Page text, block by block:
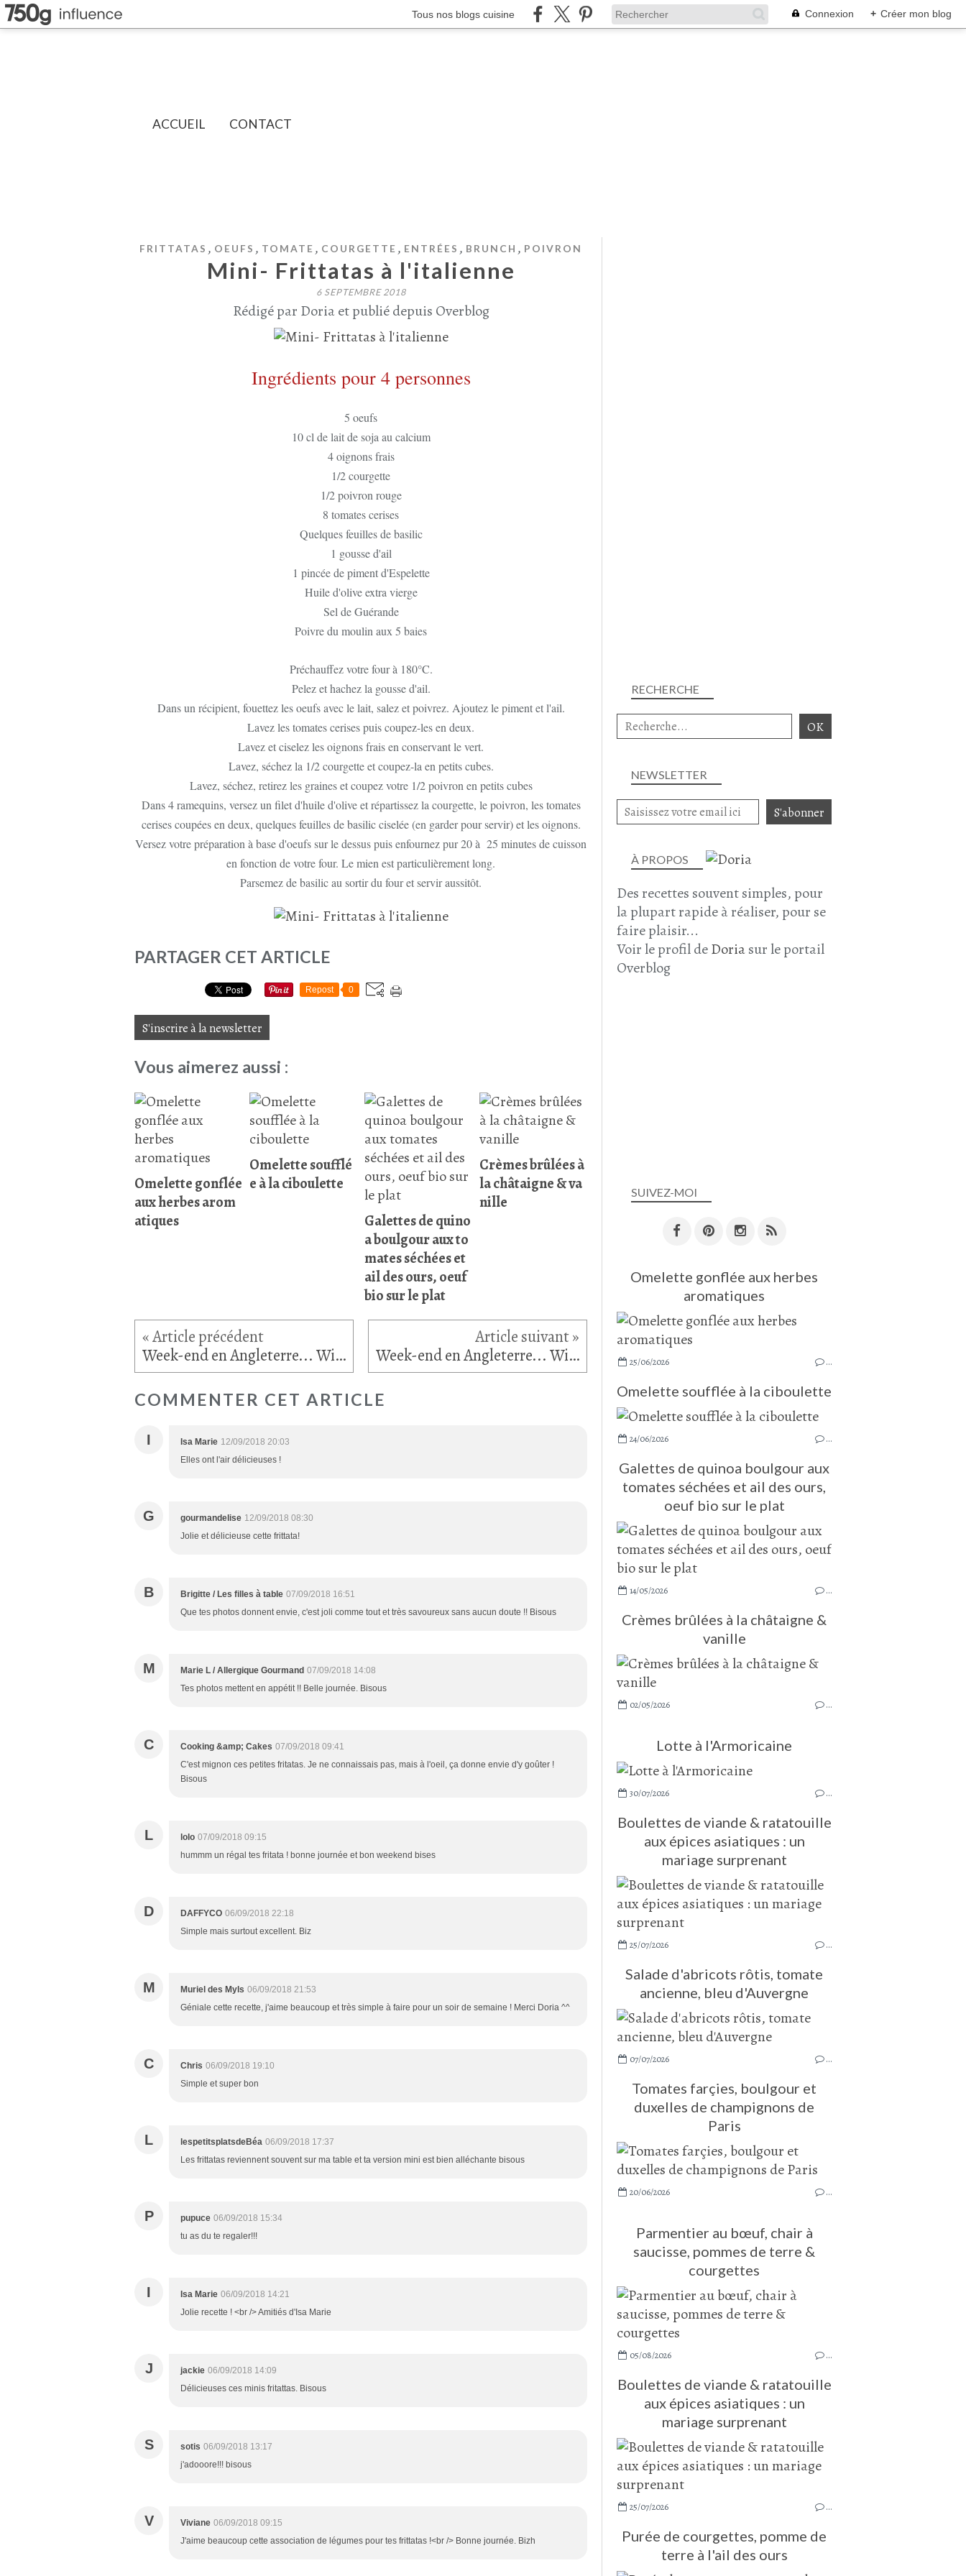
Tous nos blogs cuisine Connexion + Créer mon blog
ACCUEIL CONTACT
FRITTATAS , OEUFS , TOMATE , COURGETTE , ENTRÉES , BRUNCH , POIVRON
Mini- Frittatas à l'italienne
6 SEPTEMBRE 2018
Rédigé par Doria et publié depuis Overblog
Ingrédients pour 4 personnes
5 oeufs
10 cl de lait de soja au calcium
4 oignons frais
1/2 courgette
1/2 poivron rouge
8 tomates cerises
Quelques feuilles de basilic
1 gousse d'ail
1 pincée de piment d'Espelette
Huile d'olive extra vierge
Sel de Guérande
Poivre du moulin aux 5 baies
Préchauffez votre four à 180°C.
Pelez et hachez la gousse d'ail.
Dans un récipient, fouettez les oeufs avec le lait, salez et poivrez. Ajoutez le piment et l'ail.
Lavez les tomates cerises puis coupez-les en deux.
Lavez et ciselez les oignons frais en conservant le vert.
Lavez, séchez la 1/2 courgette et coupez-la en petits cubes.
Lavez, séchez, retirez les graines et coupez votre 1/2 poivron en petits cubes
Dans 4 ramequins, versez un filet d'huile d'olive et répartissez la courgette, le poivron, les tomates
cerises coupées en deux, quelques feuilles de basilic ciselée (en garder pour servir) et les oignons.
Versez votre préparation à base d'oeufs sur le dessus puis enfournez pur 20 à 25 minutes de cuisson
en fonction de votre four. Le mien est particulièrement long.
Parsemez de basilic au sortir du four et servir aussitôt.
PARTAGER CET ARTICLE
Repost 0
S'inscrire à la newsletter
Vous aimerez aussi :
Omelette gonflée
aux herbes arom
atiques
Omelette soufflé
e à la ciboulette
Galettes de quino
a boulgour aux to
mates séchées et
ail des ours, oeuf
bio sur le plat
Crèmes brûlées à
la châtaigne & va
nille
Week-end en Angleterre... Windsor (2) Week-end en Angleterre... Windsor (3)
COMMENTER CET ARTICLE
I Isa Marie 12/09/2018 20:03
Elles ont l'air délicieuses !
G gourmandelise 12/09/2018 08:30
Jolie et délicieuse cette frittata!
B Brigitte / Les filles à table 07/09/2018 16:51
Que tes photos donnent envie, c'est joli comme tout et très savoureux sans aucun doute !! Bisous
M Marie L / Allergique Gourmand 07/09/2018 14:08
Tes photos mettent en appétit !! Belle journée. Bisous
C Cooking &amp; Cakes 07/09/2018 09:41
C'est mignon ces petites fritatas. Je ne connaissais pas, mais à l'oeil, ça donne envie d'y goûter !
Bisous
L lolo 07/09/2018 09:15
hummm un régal tes fritata ! bonne journée et bon weekend bises
D DAFFYCO 06/09/2018 22:18
Simple mais surtout excellent. Biz
M Muriel des Myls 06/09/2018 21:53
Géniale cette recette, j'aime beaucoup et très simple à faire pour un soir de semaine ! Merci Doria ^^
C Chris 06/09/2018 19:10
Simple et super bon
L lespetitsplatsdeBéa 06/09/2018 17:37
Les frittatas reviennent souvent sur ma table et ta version mini est bien alléchante bisous
P pupuce 06/09/2018 15:34
tu as du te regaler!!!
I Isa Marie 06/09/2018 14:21
Jolie recette ! <br /> Amitiés d'Isa Marie
J jackie 06/09/2018 14:09
Délicieuses ces minis fritattas. Bisous
S sotis 06/09/2018 13:17
j'adooore!!! bisous
V Viviane 06/09/2018 09:15
J'aime beaucoup cette association de légumes pour tes frittatas !<br /> Bonne journée. Bizh
NEWSLETTER
SUIVEZ-MOI
RECHERCHE
À PROPOS
Des recettes souvent simples, pour
la plupart rapide à réaliser, pour se
faire plaisir...
Voir le profil deDoriasur le portail
Overblog
Omelette gonflée aux herbes
aromatiques
25/06/2026 …
Omelette soufflée à la ciboulette
24/06/2026 …
Galettes de quinoa boulgour aux
tomates séchées et ail des ours,
oeuf bio sur le plat
14/05/2026 …
Crèmes brûlées à la châtaigne &
vanille
02/05/2026 …
Lotte à l'Armoricaine
30/07/2026 …
Boulettes de viande & ratatouille
aux épices asiatiques : un
mariage surprenant
25/07/2026 …
Salade d'abricots rôtis, tomate
ancienne, bleu d'Auvergne
07/07/2026 …
Tomates farçies, boulgour et
duxelles de champignons de
Paris
20/06/2026 …
Parmentier au bœuf, chair à
saucisse, pommes de terre &
courgettes
05/08/2026 …
Boulettes de viande & ratatouille
aux épices asiatiques : un
mariage surprenant
25/07/2026 …
Purée de courgettes, pomme de
terre à l'ail des ours